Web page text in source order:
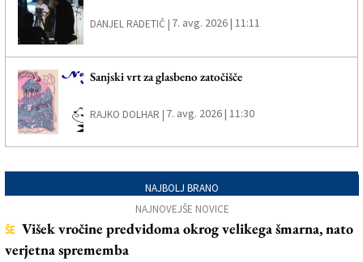
DANJEL RADETIČ | 7. avg. 2026 | 11:11
Sanjski vrt za glasbeno zatočišče
RAJKO DOLHAR | 7. avg. 2026 | 11:30
NAJBOLJ BRANO
NAJNOVEJŠE NOVICE
ŠE Višek vročine predvidoma okrog velikega šmarna, nato
verjetna sprememba